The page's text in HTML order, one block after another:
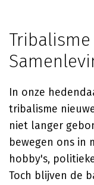
In onze
tribalisme
niet langer
bewegen ons in
hobby's,
Toch blijven de